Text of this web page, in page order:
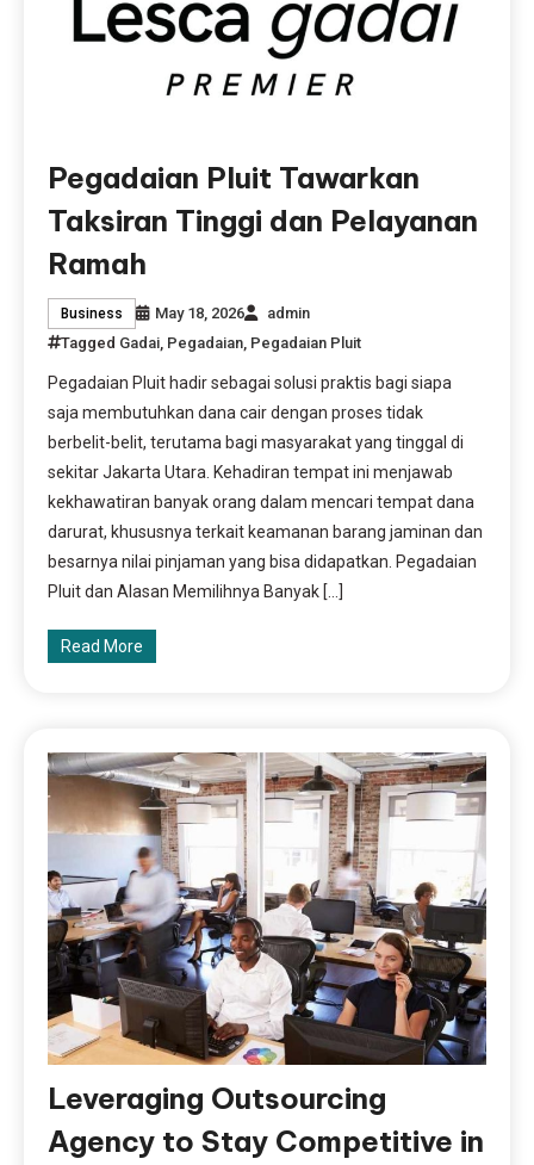
Pegadaian Pluit Tawarkan
Taksiran Tinggi dan Pelayanan
Ramah
Business May 18, 2026
admin
Tagged Gadai, Pegadaian, Pegadaian Pluit
Pegadaian Pluit hadir sebagai solusi praktis bagi siapa
saja membutuhkan dana cair dengan proses tidak
berbelit-belit, terutama bagi masyarakat yang tinggal di
sekitar Jakarta Utara. Kehadiran tempat ini menjawab
kekhawatiran banyak orang dalam mencari tempat dana
darurat, khususnya terkait keamanan barang jaminan dan
besarnya nilai pinjaman yang bisa didapatkan. Pegadaian
Pluit dan Alasan Memilihnya Banyak […]
Read More
Leveraging Outsourcing
Agency to Stay Competitive in